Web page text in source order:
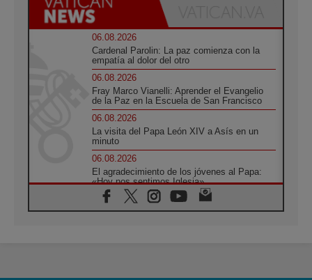
06.08.2026
Cardenal Parolin: La paz comienza con la
empatía al dolor del otro
06.08.2026
Fray Marco Vianelli: Aprender el Evangelio
de la Paz en la Escuela de San Francisco
06.08.2026
La visita del Papa León XIV a Asís en un
minuto
06.08.2026
El agradecimiento de los jóvenes al Papa:
«Hoy nos sentimos Iglesia»
06.08.2026
Líbano: Reanudan los coloquios en Roma en